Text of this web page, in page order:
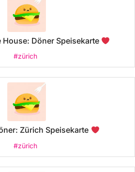
House: Döner Speisekarte
#zürich
Zürich Speisekarte
#zürich